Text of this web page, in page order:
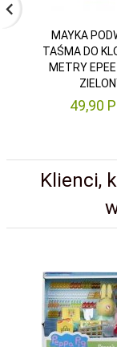
MAYKA
TAŚMA DO
METRY
49,90
Klienci,